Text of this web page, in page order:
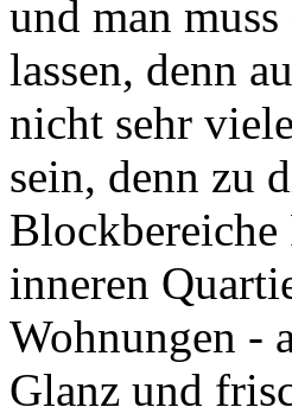
und man
lassen, denn
nicht sehr
sein, denn zu
Blockbereiche
inneren
Wohnungen -
Glanz und